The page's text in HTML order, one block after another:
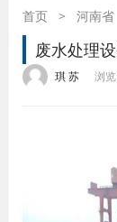
首页 > 河南省
废水处理
琪 苏 浏